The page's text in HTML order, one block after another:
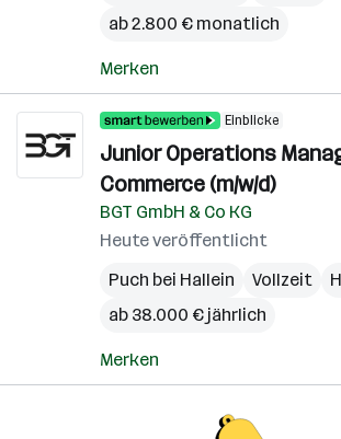
ab 2.800 € monatlich
Merken
Einblicke
Junior Operations
Commerce (m/w/d)
BGT GmbH & Co KG
Heute veröffentlicht
Puch bei Hallein
Vollzeit
ab 38.000 € jährlich
Merken